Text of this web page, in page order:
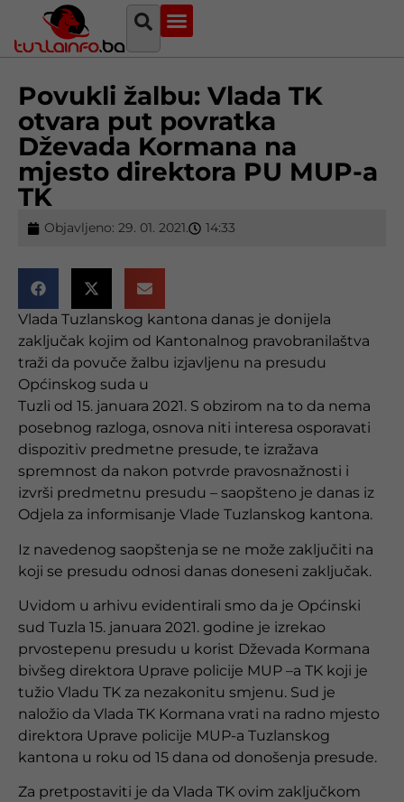
Povukli žalbu: Vlada TK
otvara put povratka
Dževada Kormana na
mjesto direktora PU MUP-a
TK
Objavljeno: 29. 01. 2021. 14:33
Vlada Tuzlanskog kantona danas je donijela
zaključak kojim od Kantonalnog pravobranilaštva
traži da povuče žalbu izjavljenu na presudu
Općinskog suda u
Tuzli od 15. januara 2021. S obzirom na to da nema
posebnog razloga, osnova niti interesa osporavati
dispozitiv predmetne presude, te izražava
spremnost da nakon potvrde pravosnažnosti i
izvrši predmetnu presudu – saopšteno je danas iz
Odjela za informisanje Vlade Tuzlanskog kantona.
Iz navedenog saopštenja se ne može zaključiti na
koji se presudu odnosi danas doneseni zaključak.
Uvidom u arhivu evidentirali smo da je Općinski
sud Tuzla 15. januara 2021. godine je izrekao
prvostepenu presudu u korist Dževada Kormana
bivšeg direktora Uprave policije MUP –a TK koji je
tužio Vladu TK za nezakonitu smjenu. Sud je
naložio da Vlada TK Kormana vrati na radno mjesto
direktora Uprave policije MUP-a Tuzlanskog
kantona u roku od 15 dana od donošenja presude.
Za pretpostaviti je da Vlada TK ovim zaključkom